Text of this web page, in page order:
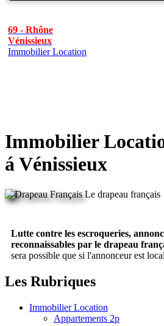
69 - Rhône
Vénissieux
Immobilier Location
Immobilier
á Vénissieux
Le drapeau français
Lutte contre les escroqueries,
reconnaissables par le drapeau
sera possible que si l'annonceur est
Les Rubriques
Immobilier Location
Appartements 2p